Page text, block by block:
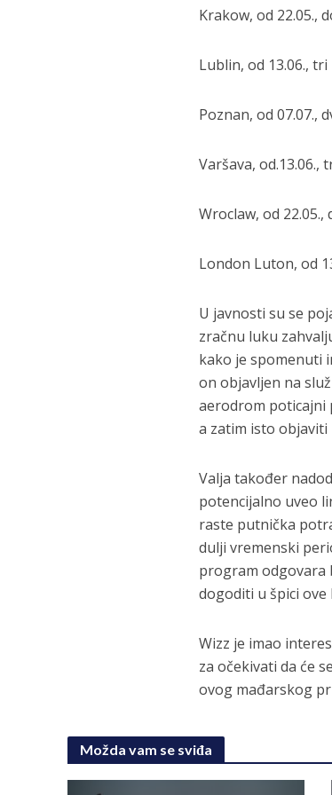
Krakow, od 22.05.,
Lublin, od 13.06.,
Poznan, od 07.07.,
Varšava,
Wroclaw, od
London Luton, od
U javnosti su se
zračnu luku
kako je spomenuti
on objavljen na
aerodrom poticajni
a zatim isto objaviti
Valja također
potencijalno uveo
raste putnička
dulji vremenski
program odgovara
dogoditi u špici ove
Wizz je imao
za očekivati da će
ovog mađarskog
Možda vam se sviđa